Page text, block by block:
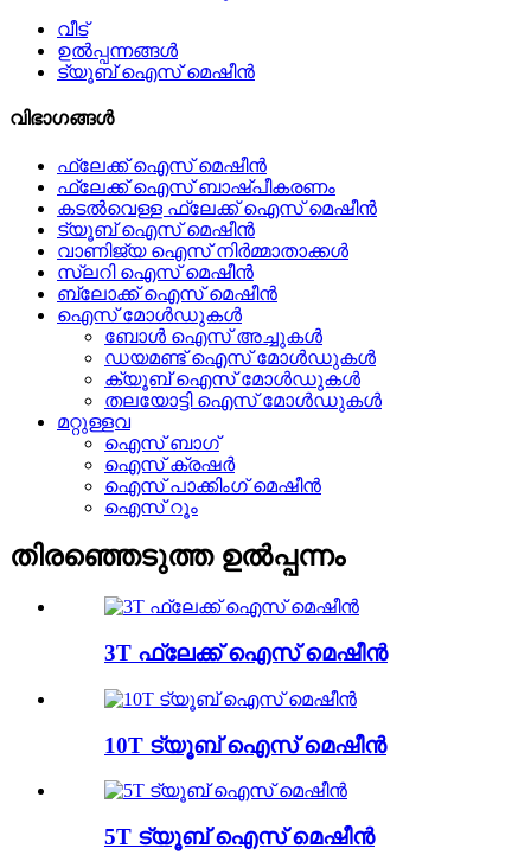
വീട്
ഉൽപ്പന്നങ്ങൾ
ട്യൂബ് ഐസ് മെഷീൻ
വിഭാഗങ്ങൾ
ഫ്ലേക്ക് ഐസ് മെഷീൻ
ഫ്ലേക്ക് ഐസ് ബാഷ്പീകരണം
കടൽവെള്ള ഫ്ലേക്ക് ഐസ് മെഷീൻ
ട്യൂബ് ഐസ് മെഷീൻ
വാണിജ്യ ഐസ് നിർമ്മാതാക്കൾ
സ്ലറി ഐസ് മെഷീൻ
ബ്ലോക്ക് ഐസ് മെഷീൻ
ഐസ് മോൾഡുകൾ
ബോൾ ഐസ് അച്ചുകൾ
ഡയമണ്ട് ഐസ് മോൾഡുകൾ
ക്യൂബ് ഐസ് മോൾഡുകൾ
തലയോട്ടി ഐസ് മോൾഡുകൾ
മറ്റുള്ളവ
ഐസ് ബാഗ്
ഐസ് ക്രഷർ
ഐസ് പാക്കിംഗ് മെഷീൻ
ഐസ് റൂം
തിരഞ്ഞെടുത്ത ഉൽപ്പന്നം
3T ഫ്ലേക്ക് ഐസ് മെഷീൻ
10T ട്യൂബ് ഐസ് മെഷീൻ
5T ട്യൂബ് ഐസ് മെഷീൻ